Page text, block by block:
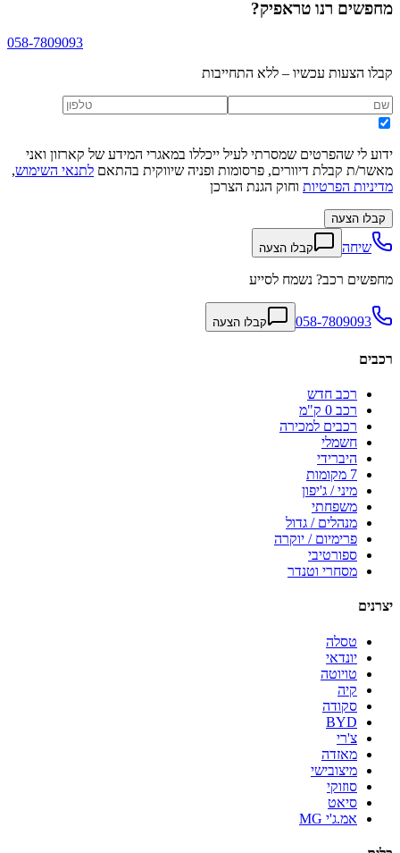
מחפשים רנו טראפיק?
058-7809093
קבלו הצעות עכשיו – ללא התחייבות
ידוע לי שהפרטים שמסרתי לעיל ייכללו במאגרי המידע של קארזון ואני
מאשר/ת קבלת דיוורים, פרסומות ופניה שיווקית בהתאם לתנאי השימוש,
מדיניות הפרטיות וחוק הגנת הצרכן
קבלו הצעה
שיחה קבלו הצעה
מחפשים רכב? נשמח לסייע
058-7809093 קבלו הצעה
רכבים
רכב חדש
רכב 0 ק"מ
רכבים למכירה
חשמלי
היברידי
7 מקומות
מיני / ג'יפון
משפחתי
מנהלים / גדול
פרימיום / יוקרה
ספורטיבי
מסחרי וטנדר
יצרנים
טסלה
יונדאי
טויוטה
קיה
סקודה
BYD
צ'רי
מאזדה
מיצובישי
סוזוקי
סיאט
אמ.ג'י MG